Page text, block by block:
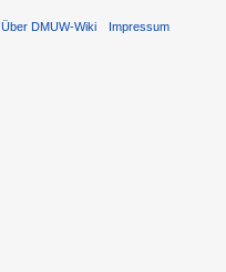
Über DMUW-Wiki Impressum